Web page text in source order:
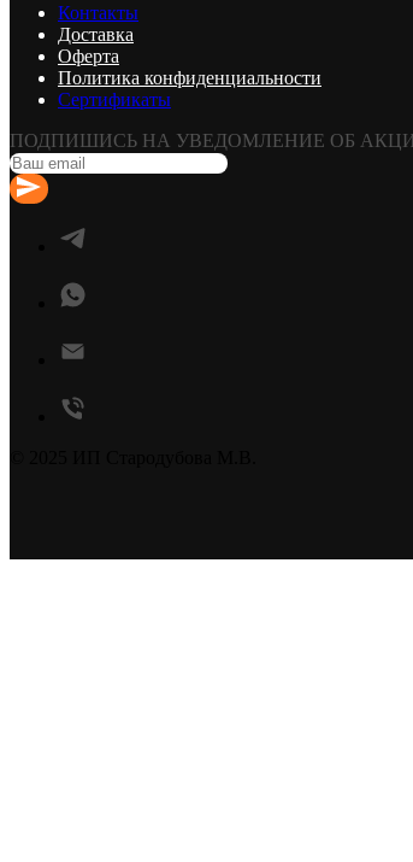
Контакты
Доставка
Оферта
Политика конфиденциальности
Сертификаты
ПОДПИШИСЬ НА УВЕДОМЛЕНИЕ ОБ